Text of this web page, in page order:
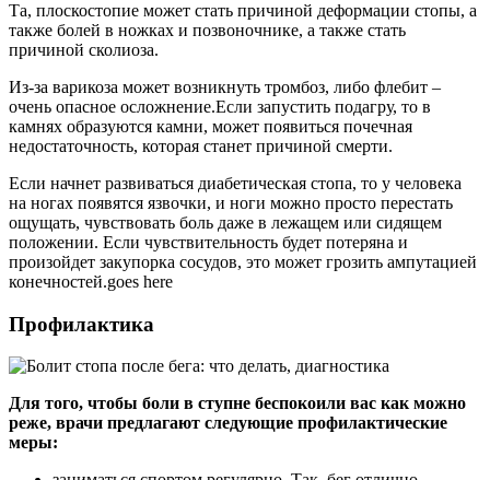
Та, плоскостопие может стать причиной деформации стопы, а
также болей в ножках и позвоночнике, а также стать
причиной сколиоза.
Из-за варикоза может возникнуть тромбоз, либо флебит –
очень опасное осложнение.Если запустить подагру, то в
камнях образуются камни, может появиться почечная
недостаточность, которая станет причиной смерти.
Если начнет развиваться диабетическая стопа, то у человека
на ногах появятся язвочки, и ноги можно просто перестать
ощущать, чувствовать боль даже в лежащем или сидящем
положении. Если чувствительность будет потеряна и
произойдет закупорка сосудов, это может грозить ампутацией
конечностей.goes here
Профилактика
Для того, чтобы боли в ступне беспокоили вас как можно
реже, врачи предлагают следующие профилактические
меры: